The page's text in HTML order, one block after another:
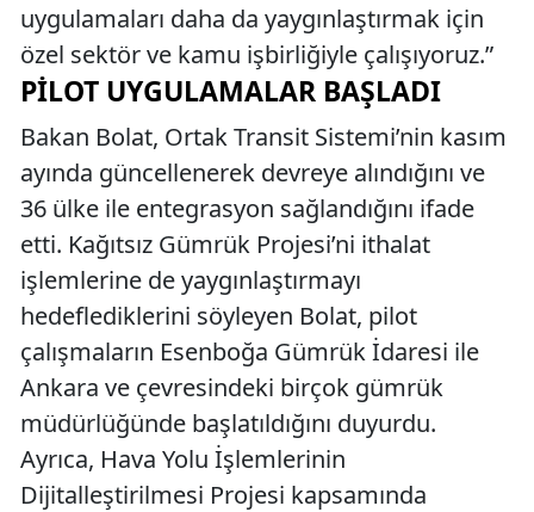
uygulamaları daha da yaygınlaştırmak için
özel sektör ve kamu işbirliğiyle çalışıyoruz.”
PILOT UYGULAMALAR BAŞLADI
Bakan Bolat, Ortak Transit Sistemi’nin kasım
ayında güncellenerek devreye alındığını ve
36 ülke ile entegrasyon sağlandığını ifade
etti. Kağıtsız Gümrük Projesi’ni ithalat
işlemlerine de yaygınlaştırmayı
hedeflediklerini söyleyen Bolat, pilot
çalışmaların Esenboğa Gümrük İdaresi ile
Ankara ve çevresindeki birçok gümrük
müdürlüğünde başlatıldığını duyurdu.
Ayrıca, Hava Yolu İşlemlerinin
Dijitalleştirilmesi Projesi kapsamında